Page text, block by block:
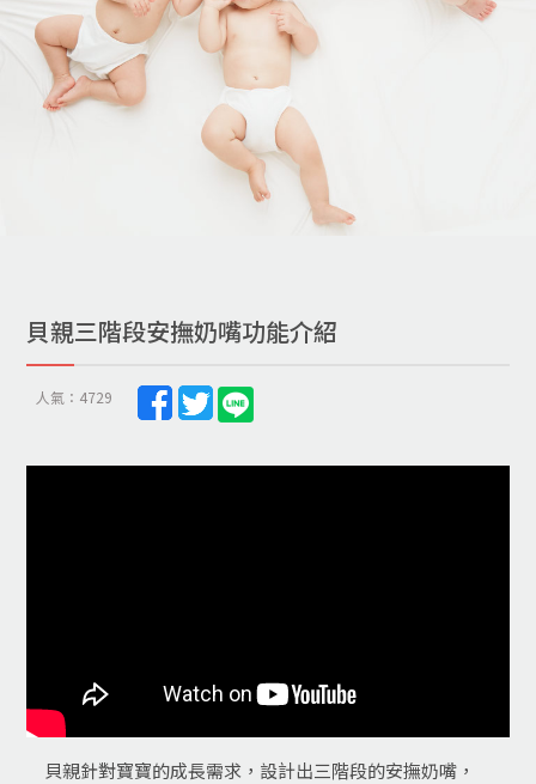
貝親三階段安撫奶嘴功能介紹
人氣：4729
貝親針對寶寶的成長需求，設計出三階段的安撫奶嘴，